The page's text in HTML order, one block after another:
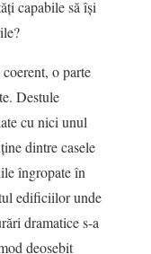
capabile să îşi
o parte
Destule
cu nici unul
dintre casele
îngropate în
edificiilor unde
dramatice s-a
deosebit